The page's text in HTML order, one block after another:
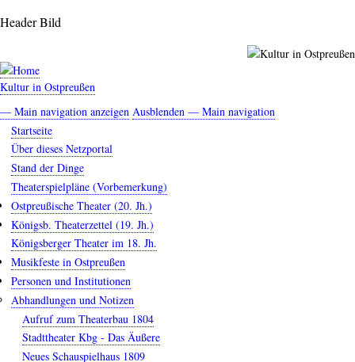
Direkt
Header Bild
Kultur in Ostpreußen
Main
navigation
— Main navigation anzeigen Ausblenden — Main navigation
Startseite
Über dieses Netzportal
Stand der Dinge
Theaterspielpläne (Vorbemerkung)
Ostpreußische Theater (20. Jh.)
Königsb. Theaterzettel (19. Jh.)
Königsberger Theater im 18. Jh.
Musikfeste in Ostpreußen
Personen und Institutionen
Abhandlungen und Notizen
Aufruf zum Theaterbau 1804
Stadttheater Kbg - Das Äußere
Neues Schauspielhaus 1809